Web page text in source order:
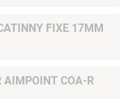
FIXE 17MM
AIMPOINT COA-R